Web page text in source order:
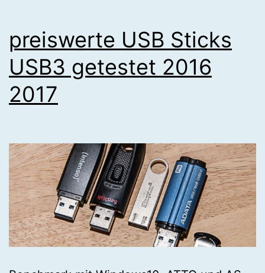
preiswerte USB Sticks
USB3 getestet 2016
2017